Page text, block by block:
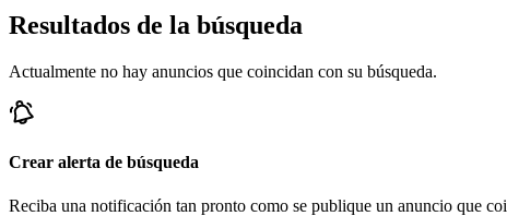
Resultados de la búsqueda
Actualmente no hay anuncios que coincidan con su búsqueda.
Crear alerta de búsqueda
Reciba una notificación tan pronto como se publique un anuncio que